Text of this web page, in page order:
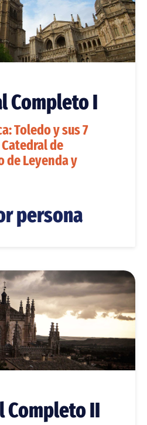
Completo I
Toledo y sus 7
Catedral de
de Leyenda y
persona
Completo II